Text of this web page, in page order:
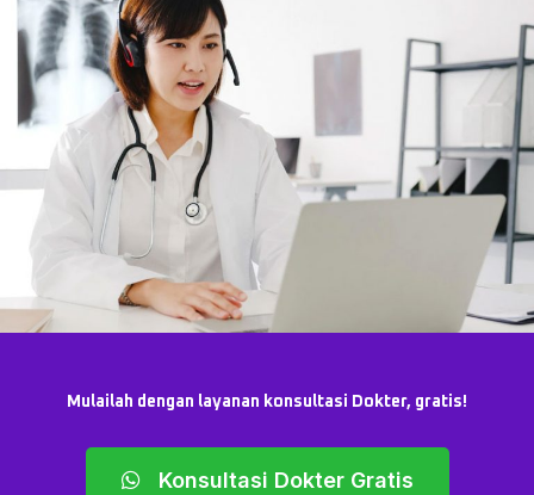
Mulailah dengan layanan konsultasi Dokter, gratis!
Konsultasi Dokter Gratis